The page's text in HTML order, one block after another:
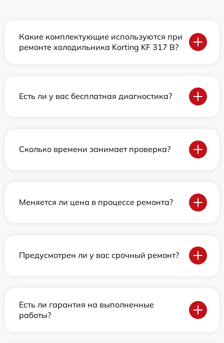
Какие комплектующие используются при
ремонте холодильника Korting KF 317 B?
Есть ли у вас бесплатная диагностика?
Сколько времени занимает проверка?
Меняется ли цена в процессе ремонта?
Предусмотрен ли у вас срочный ремонт?
Есть ли гарантия на выполненные
работы?